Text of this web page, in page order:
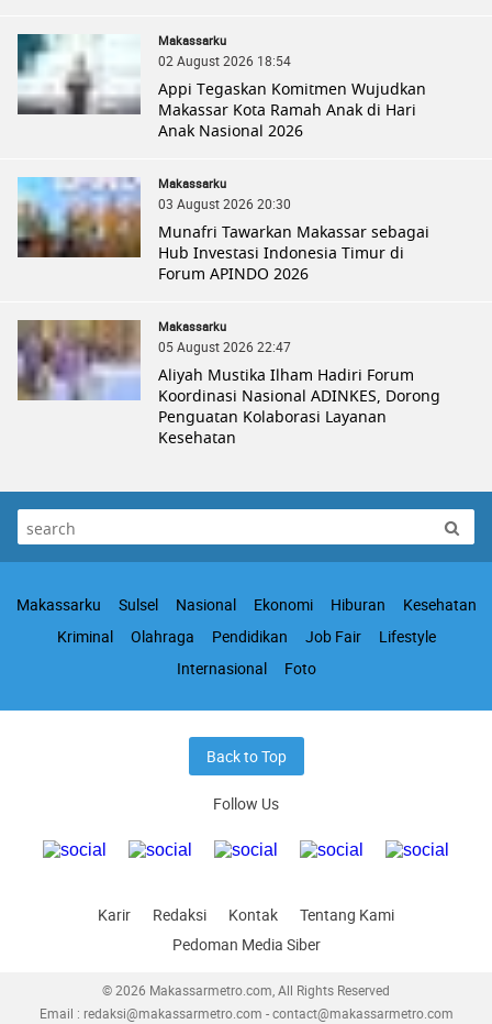
Makassarku
02 August 2026 18:54
Appi Tegaskan Komitmen Wujudkan
Makassar Kota Ramah Anak di Hari
Anak Nasional 2026
Makassarku
03 August 2026 20:30
Munafri Tawarkan Makassar sebagai
Hub Investasi Indonesia Timur di
Forum APINDO 2026
Makassarku
05 August 2026 22:47
Aliyah Mustika Ilham Hadiri Forum
Koordinasi Nasional ADINKES, Dorong
Penguatan Kolaborasi Layanan
Kesehatan
Makassarku Sulsel Nasional Ekonomi Hiburan
Kesehatan
Kriminal
Olahraga Pendidikan Job Fair
Lifestyle
Internasional
Foto
Back to Top
Follow Us
Karir Redaksi Kontak
Tentang Kami
Pedoman Media Siber
© 2026 Makassarmetro.com, All Rights Reserved
Email : redaksi@makassarmetro.com - contact@makassarmetro.com